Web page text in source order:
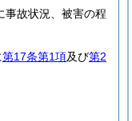
事故状況、被害の程
第17条第1項及び第2